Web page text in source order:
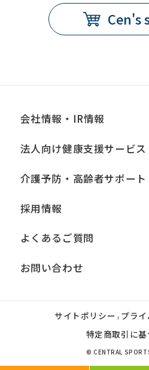
Cen's
会社情報・IR情報
法人向け健康支援サービス
介護予防・高齢者サポート
採用情報
よくあるご質問
お問い合わせ
サイトポリシー | プラ
特定商取引に
© CENTRAL